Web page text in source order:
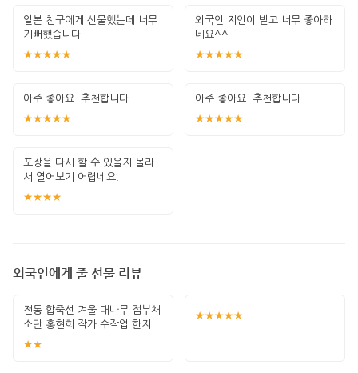
일본 친구에게 선물했는데 너무
기뻐했습니다
★★★★★
외국인 지인이 받고 너무 좋아하
네요^^
★★★★★
아주 좋아요. 추천합니다.
★★★★★
아주 좋아요. 추천합니다.
★★★★★
포장을 다시 할 수 있을지 몰라
서 열어보기 어렵네요.
★★★★
외국인에게 줄 선물 리뷰
전통 합죽선 겨울 대나무 접부채
소단 홍현희 작가 수작업 한지
그림 고급
★★
★★★★★